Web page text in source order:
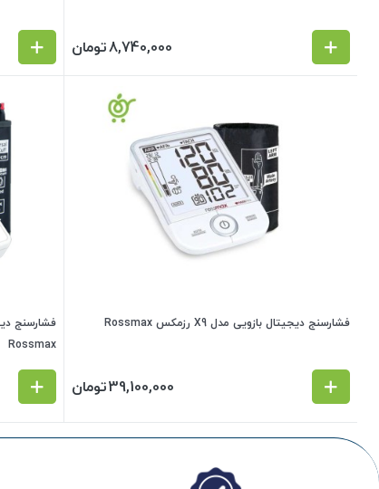
8,740,000تومان
فشارسنج دیجیتال بازویی مدل X9 رزمکس Rossmax
39,100,000تومان
Rossmax